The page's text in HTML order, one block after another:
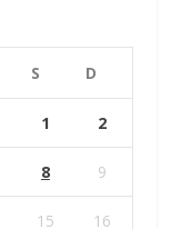
S D
1 2
8 9
15 16